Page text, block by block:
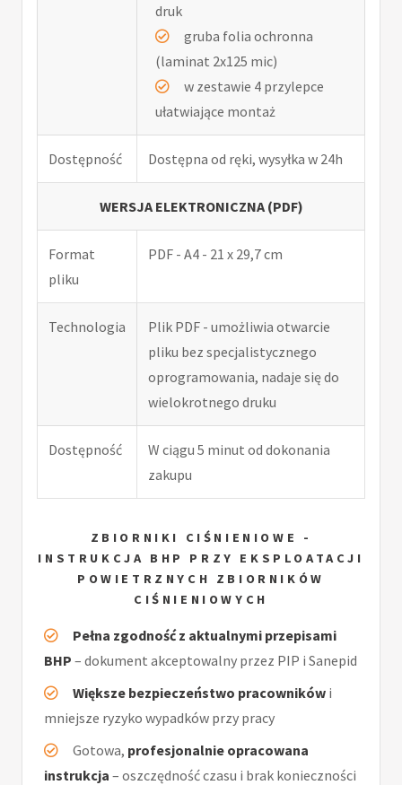
druk
gruba folia ochronna
(laminat 2x125 mic)
w zestawie 4 przylepce
ułatwiające montaż
Dostępność Dostępna od ręki, wysyłka w 24h
WERSJA ELEKTRONICZNA (PDF)
Format
pliku
PDF - A4 - 21 x 29,7 cm
Technologia
Plik PDF - umożliwia otwarcie
pliku bez specjalistycznego
oprogramowania, nadaje się do
wielokrotnego druku
Dostępność
W ciągu 5 minut od dokonania
zakupu
ZBIORNIKI CIŚNIENIOWE -
INSTRUKCJA BHP PRZY EKSPLOATACJI
POWIETRZNYCH ZBIORNIKÓW
CIŚNIENIOWYCH
Pełna zgodność z aktualnymi przepisami
BHP – dokument akceptowalny przez PIP i Sanepid
Większe bezpieczeństwo pracowników i
mniejsze ryzyko wypadków przy pracy
Gotowa, profesjonalnie opracowana
instrukcja – oszczędność czasu i brak konieczności